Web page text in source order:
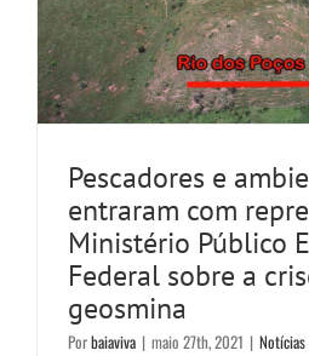
Pescadores e
entraram com
Ministério Público
Federal sobre a
geosmina
Porbaiaviva | maio 27th, 2021 | Notícias